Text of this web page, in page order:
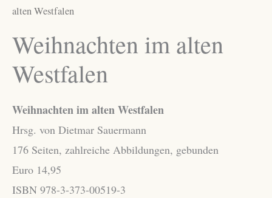
alten Westfalen
Weihnachten im alten
Westfalen
Weihnachten im alten Westfalen
Hrsg. von Dietmar Sauermann
176 Seiten, zahlreiche Abbildungen, gebunden
Euro 14,95
ISBN 978-3-373-00519-3